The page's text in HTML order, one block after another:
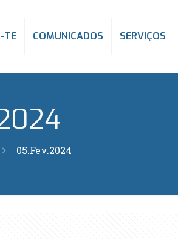
TE COMUNICADOS SERVIÇOS
05.Fev.2024